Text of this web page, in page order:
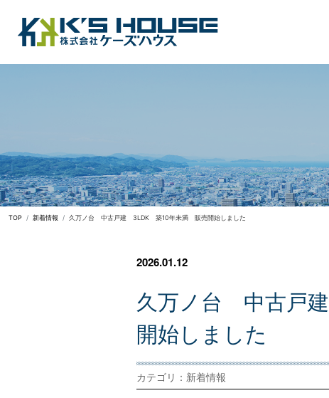
TOP 新着情報 久万ノ台 中古戸建 3LDK 築10年未満 販売開始しました
2026.01.12
久万ノ 台 中古戸建
開始し ま した
カテゴリ：新着情報